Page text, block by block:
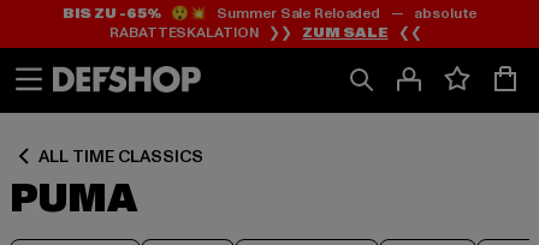
Zum
Inhalt
springen
Zum
Fußzeile
springen
BIS ZU -65%😲💥 Summer Sale Reloaded — absolute
RABATTESKALATION ❯❯ ZUM SALE ❮❮
ALL TIME CLASSICS
PUMA
Zum
Produktraster
springen